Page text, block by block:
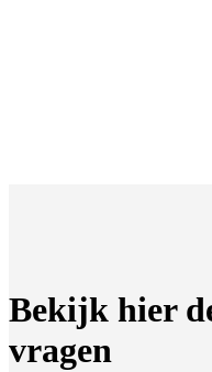
Bekijk hier
vragen